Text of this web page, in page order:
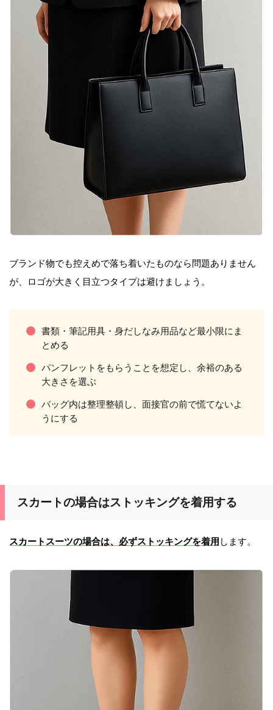
ブランド物でも控えめで落ち着いたものなら問題ありません
が、ロゴが大きく目立つタイプは避けましょう。
書類・筆記用具・身だしなみ用品など最小限にま
とめる
パンフレットをもらうことを想定し、余裕のある
大きさを選ぶ
バッグ内は整理整頓し、面接官の前で慌てないよ
うにする
スカートの場合はストッキングを着用する
スカートスーツの場合は、必ずストッキングを着用 します。